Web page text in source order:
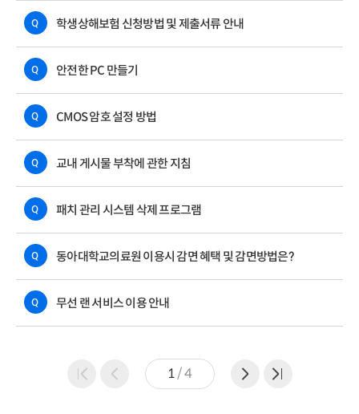
Q 학생상해보험 신청방법 및 제출서류 안내
Q 안전한 PC 만들기
Q CMOS 암호 설정 방법
Q 교내 게시물 부착에 관한 지침
Q 패치 관리 시스템 삭제 프로그램
Q 동아대학교의료원 이용시 감면 혜택 및 감면방법은?
Q 무선 랜 서비스 이용 안내
1/4